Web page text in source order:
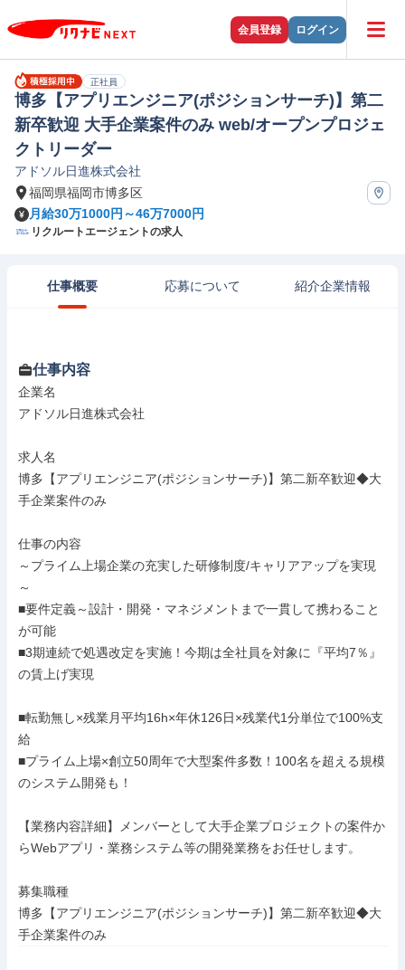
会員登録 ログイン
正社員
博多【アプリエンジニア(ポジションサーチ)】第二
新卒歓迎 大手企業案件のみ web/オープンプロジェ
クトリーダー
アドソル日進株式会社
福岡県福岡市博多区
月給30万1000円～46万7000円
リクルートエージェントの求人
仕事概要 応募について 紹介企業情報
仕事内容
企業名
アドソル日進株式会社
求人名
博多【アプリエンジニア(ポジションサーチ)】第二新卒歓迎◆大
手企業案件のみ
仕事の内容
～プライム上場企業の充実した研修制度/キャリアアップを実現
～
■要件定義～設計・開発・マネジメントまで一貫して携わること
が可能
■3期連続で処遇改定を実施！今期は全社員を対象に『平均7％』
の賃上げ実現
■転勤無し×残業月平均16h×年休126日×残業代1分単位で100%支
給
■プライム上場×創立50周年で大型案件多数！100名を超える規模
のシステム開発も！
【業務内容詳細】メンバーとして大手企業プロジェクトの案件か
らWebアプリ・業務システム等の開発業務をお任せします。
募集職種
博多【アプリエンジニア(ポジションサーチ)】第二新卒歓迎◆大
手企業案件のみ